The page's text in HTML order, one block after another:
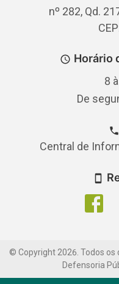
nº 282, Qd.
Horário
8
De
Central de
© Copyright2026. Todos os
Defensoria